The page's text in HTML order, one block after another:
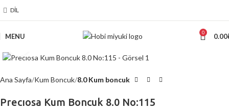
DIL
MENU 0 0.00
Ana Sayfa Kum Boncuk 8.0 Kum boncuk
Precıosa Kum Boncuk 8.0 No:115